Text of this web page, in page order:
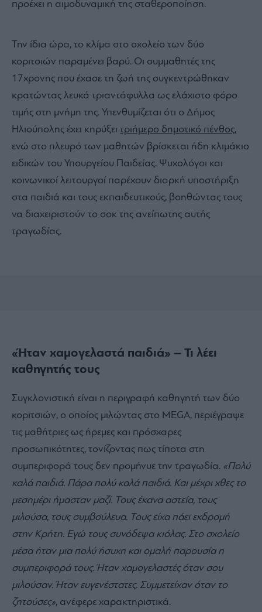
προέχει η αιμοδυναμική της σταθεροποίηση.
Την ίδια ώρα, το κλίμα στο σχολείο των δύο
κοριτσιών παραμένει βαρύ. Οι συμμαθητές της
17χρονης που έχασε τη ζωή της συγκεντρώθηκαν
κρατώντας λευκά τριαντάφυλλα ως ελάχιστο φόρο
τιμής στη μνήμη της. Υπενθυμίζεται ότι ο Δήμος
Ηλιούπολης έχει κηρύξει τριήμερο δημοτικό πένθος,
ενώ στο πλευρό των μαθητών βρίσκεται ήδη κλιμάκιο
ειδικών του Υπουργείου Παιδείας. Ψυχολόγοι και
κοινωνικοί λειτουργοί παρέχουν διαρκή υποστήριξη
στα παιδιά και τους εκπαιδευτικούς, βοηθώντας τους
να διαχειριστούν το σοκ της ανείπωτης αυτής
τραγωδίας.
«Ήταν χαμογελαστά παιδιά» – Τι λέει
καθηγητής τους
Συγκλονιστική είναι η περιγραφή καθηγητή των δύο
κοριτσιών, ο οποίος μιλώντας στο MEGA, περιέγραψε
τις μαθήτριες ως ήρεμες και πρόσχαρες
προσωπικότητες, τονίζοντας πως τίποτα στη
συμπεριφορά τους δεν προμήνυε την τραγωδία. «Πολύ
καλά παιδιά. Πάρα πολύ καλά παιδιά. Και μέχρι χθες το
μεσημέρι ήμασταν μαζί. Τους έκανα αστεία, τους
μιλούσα, τους συμβούλευα. Τους είχα πάει εκδρομή
στην Κρήτη. Εγώ τους συνόδεψα κιόλας. Στο σχολείο
μέσα ήταν μια πολύ ήσυχη και ομαλή παρουσία η
συμπεριφορά τους. Ήταν χαμογελαστές όταν σου
μιλούσαν. Ήταν ευγενέστατες. Συμμετείχαν όταν το
ζητούσες», ανέφερε χαρακτηριστικά.